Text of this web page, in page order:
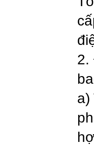
2.
a)